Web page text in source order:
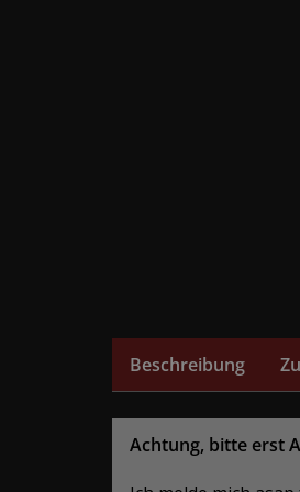
Beschreibung
Achtung, bitte erst